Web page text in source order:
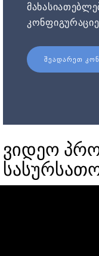
ᲨᲔᲐᲓᲐᲠᲔᲗ
ვიდეო